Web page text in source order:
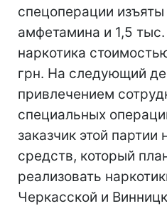
спецоперации
амфетамина и 1,5 тыс.
наркотика
грн. На следующий
привлечением
специальных
заказчик этой партии
средств, который
реализовать
Черкасской и